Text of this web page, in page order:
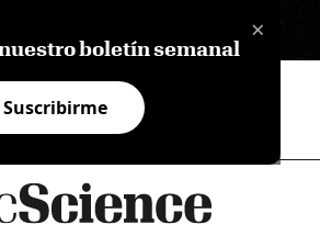
×
boletín semanal
Suscribirme